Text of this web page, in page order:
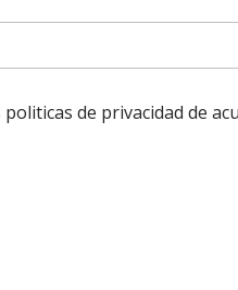
de privacidad de